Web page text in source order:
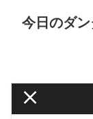
今日のダ